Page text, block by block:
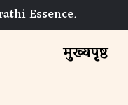
Essence.
मुख्यपृष्ठ